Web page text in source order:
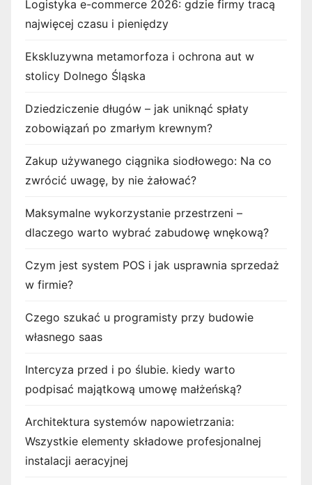
Logistyka e-commerce 2026: gdzie firmy tracą
najwięcej czasu i pieniędzy
Ekskluzywna metamorfoza i ochrona aut w
stolicy Dolnego Śląska
Dziedziczenie długów – jak uniknąć spłaty
zobowiązań po zmarłym krewnym?
Zakup używanego ciągnika siodłowego: Na co
zwrócić uwagę, by nie żałować?
Maksymalne wykorzystanie przestrzeni –
dlaczego warto wybrać zabudowę wnękową?
Czym jest system POS i jak usprawnia sprzedaż
w firmie?
Czego szukać u programisty przy budowie
własnego saas
Intercyza przed i po ślubie. kiedy warto
podpisać majątkową umowę małżeńską?
Architektura systemów napowietrzania:
Wszystkie elementy składowe profesjonalnej
instalacji aeracyjnej